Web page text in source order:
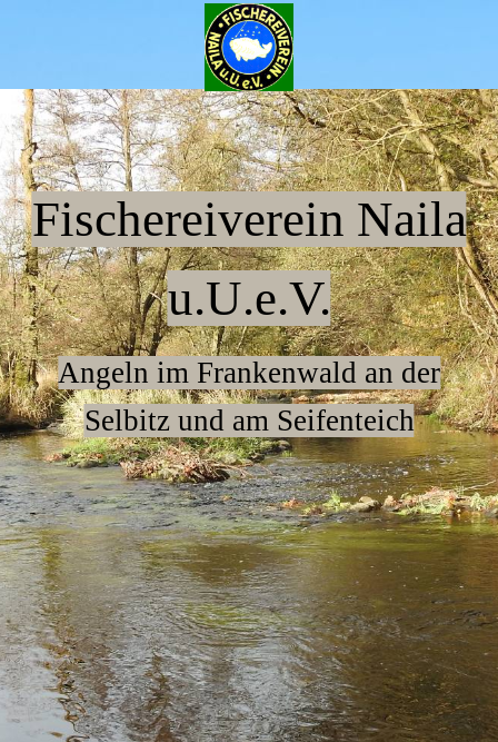
Fischereiverein Naila
u.U.e.V.
Angeln im Frankenwald an der
Selbitz und am Seifenteich